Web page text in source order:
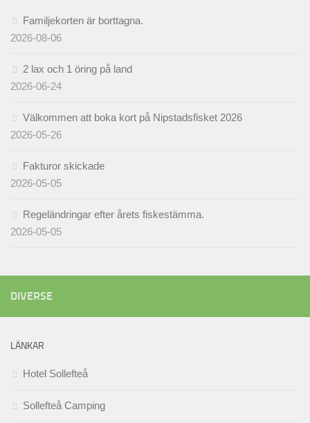
Familjekorten är borttagna.
2026-08-06
2 lax och 1 öring på land
2026-06-24
Välkommen att boka kort på Nipstadsfisket 2026
2026-05-26
Fakturor skickade
2026-05-05
Regeländringar efter årets fiskestämma.
2026-05-05
DIVERSE
LÄNKAR
Hotel Sollefteå
Sollefteå Camping